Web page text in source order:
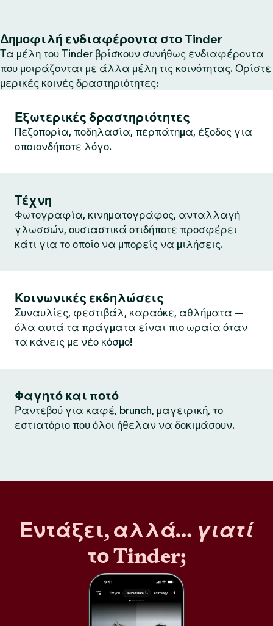
Δημοφιλή ενδιαφέροντα στο Tinder
Τα μέλη του Tinder βρίσκουν συνήθως ενδιαφέροντα
που μοιράζονται με άλλα μέλη τις κοινότητας. Ορίστε
μερικές κοινές δραστηριότητες:
Εξωτερικές δραστηριότητες
Πεζοπορία, ποδηλασία, περπάτημα, έξοδος για
οποιονδήποτε λόγο.
Τέχνη
Φωτογραφία, κινηματογράφος, ανταλλαγή
γλωσσών, ουσιαστικά οτιδήποτε προσφέρει
κάτι για το οποίο να μπορείς να μιλήσεις.
Κοινωνικές εκδηλώσεις
Συναυλίες, φεστιβάλ, καραόκε, αθλήματα —
όλα αυτά τα πράγματα είναι πιο ωραία όταν
τα κάνεις με νέο κόσμο!
Φαγητό και ποτό
Ραντεβού για καφέ, brunch, μαγειρική, το
εστιατόριο που όλοι ήθελαν να δοκιμάσουν.
Εντάξει, αλλά… γιατί
το Tinder;